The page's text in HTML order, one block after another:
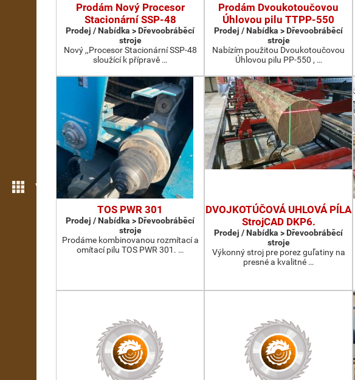
Více možností
Prodám Nový Procesor
Stacionární SSP-48
Prodej / Nabídka > Dřevoobráběcí
stroje
Nový ,,Procesor Stacionární SSP-48
sloužící k přípravě …
Prodám Dvoukotoučovou
Úhlovou pilu TTPP-550
Prodej / Nabídka > Dřevoobráběcí
stroje
Nabízím použitou Dvoukotoučovou
Úhlovou pilu PP-550 , …
TOS PWR 301
Prodej / Nabídka > Dřevoobráběcí
stroje
Prodáme kombinovanou rozmítací a
omítací pilu TOS PWR 301. …
DVOJKOTÚČOVÁ UHLOVÁ PÍLA
StrojCAD DKP6.
Prodej / Nabídka > Dřevoobráběcí
stroje
Výkonný stroj pre porez guľatiny na
presné a kvalitné …